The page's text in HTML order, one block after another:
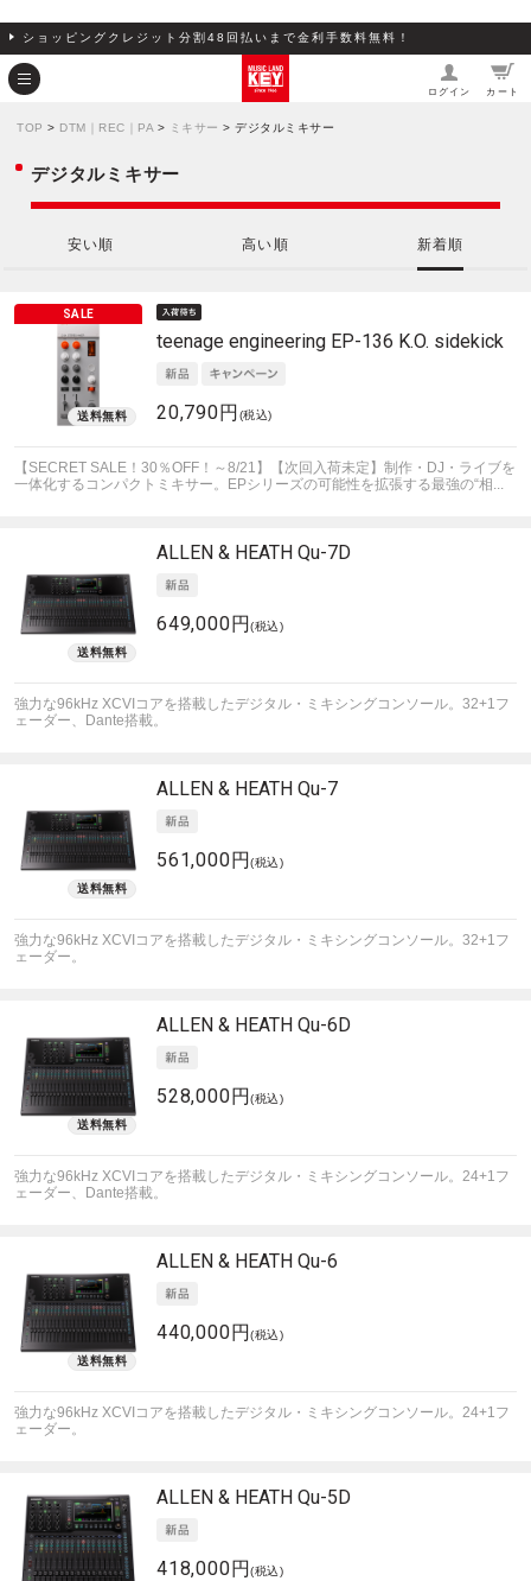
ショッピングクレジット分割48回払いまで金利手数料無料！
ログイン カート
TOP > DTM｜REC｜PA > ミキサー > デジタルミキサー
デジタルミキサー
安い順 高い順 新着順
teenage engineering EP-136 K.O. sidekick
20,790円 (税込)
【SECRET SALE！30％OFF！～8/21】【次回入荷未定】制作・DJ・ライブを
一体化するコンパクトミキサー。EPシリーズの可能性を拡張する最強の“相...
ALLEN & HEATH Qu-7D
649,000円(税込)
強力な96kHz XCVIコアを搭載したデジタル・ミキシングコンソール。32+1フ
ェーダー、Dante搭載。
ALLEN & HEATH Qu-7
561,000円(税込)
強力な96kHz XCVIコアを搭載したデジタル・ミキシングコンソール。32+1フ
ェーダー。
ALLEN & HEATH Qu-6D
528,000円(税込)
強力な96kHz XCVIコアを搭載したデジタル・ミキシングコンソール。24+1フ
ェーダー、Dante搭載。
ALLEN & HEATH Qu-6
440,000円(税込)
強力な96kHz XCVIコアを搭載したデジタル・ミキシングコンソール。24+1フ
ェーダー。
ALLEN & HEATH Qu-5D
418,000円(税込)